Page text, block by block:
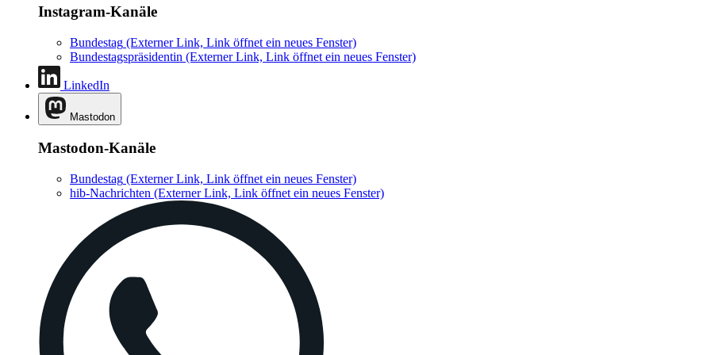
Instagram-Kanäle
Bundestag (Externer Link, Link öffnet ein neues Fenster)
Bundestagspräsidentin (Externer Link, Link öffnet ein neues Fenster)
LinkedIn
Mastodon
Mastodon-Kanäle
Bundestag (Externer Link, Link öffnet ein neues Fenster)
hib-Nachrichten (Externer Link, Link öffnet ein neues Fenster)